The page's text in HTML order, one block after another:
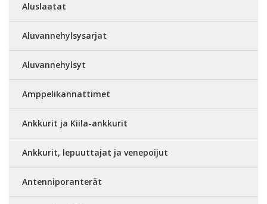
Aluslaatat
Aluvannehylsysarjat
Aluvannehylsyt
Amppelikannattimet
Ankkurit ja Kiila-ankkurit
Ankkurit, lepuuttajat ja venepoijut
Antenniporanterät